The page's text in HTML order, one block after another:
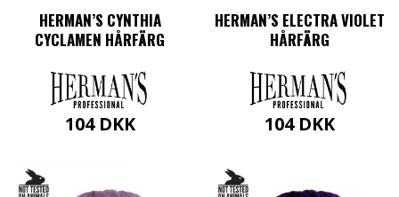
HERMAN’S CYNTHIA
CYCLAMEN HÅRFÄRG
104 DKK
HERMAN’S ELECTRA VIOLET
HÅRFÄRG
104 DKK